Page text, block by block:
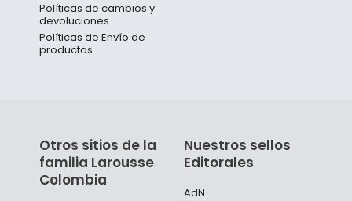
Políticas de cambios y
devoluciones
Políticas de Envío de
productos
Otros sitios de la
familia Larousse
Colombia
Nuestros sellos
Editorales
AdN